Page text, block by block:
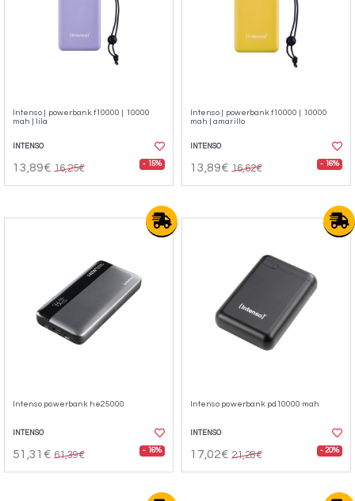
Intenso | powerbank f10000 | 10000
mah | lila
INTENSO
13,89€ 16,25€ - 15%
Intenso | powerbank f10000 | 10000
mah | amarillo
INTENSO
13,89€ 16,62€ - 16%
Intenso powerbank he25000
INTENSO
51,31€ 61,39€ - 16%
Intenso powerbank pd10000 mah
INTENSO
17,02€ 21,28€ - 20%